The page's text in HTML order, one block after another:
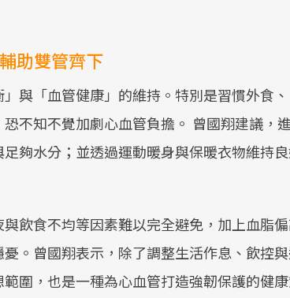
助雙管齊下
與「血管健康」的維持。特別是習慣外食
不知不覺加劇心血管負擔。 曾國翔建議，
夠水分；並透過運動暖身與保暖衣物維持
飲食不均等因素難以完全避免，加上血脂
。曾國翔表示，除了調整生活作息、飲控
圍，也是一種為心血管打造強韌保護的健